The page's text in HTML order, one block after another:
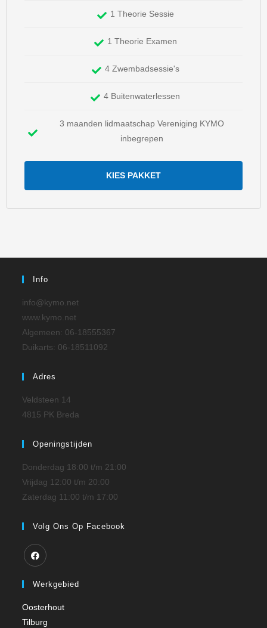
1 Theorie Sessie
1 Theorie Examen
4 Zwembadsessie's
4 Buitenwaterlessen
3 maanden lidmaatschap Vereniging KYMO
inbegrepen
KIES PAKKET
Info
info@kymo.net
www.kymo.net
Algemeen: 06-18555367
Duikarts: 06-18511092
Adres
Veldsteen 14
4815 PK Breda
Openingstijden
Donderdag 18:00 t/m 21:00
Vrijdag 12:00 t/m 20:00
Zaterdag 11:00 t/m 17:00
Volg Ons Op Facebook
Werkgebied
Oosterhout
Tilburg